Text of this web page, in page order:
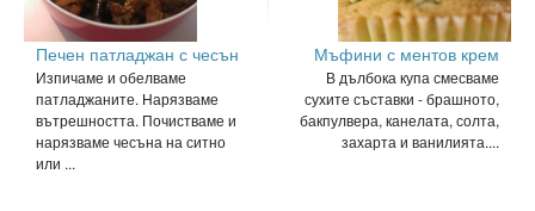
Печен патладжан с чесън
Изпичаме и обелваме
патладжаните. Нарязваме
вътрешността. Почистваме и
нарязваме чесъна на ситно
или ...
Мъфини с ментов крем
В дълбока купа смесваме
сухите съставки - брашното,
бакпулвера, канелата, солта,
захарта и ванилията....